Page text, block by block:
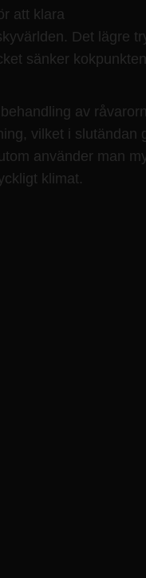
att klara
Det lägre
sänker
av
vilket i slutändan
använder man
klimat.